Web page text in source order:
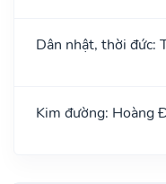
Dân nhật, thời đức:
Kim đường: Hoàng